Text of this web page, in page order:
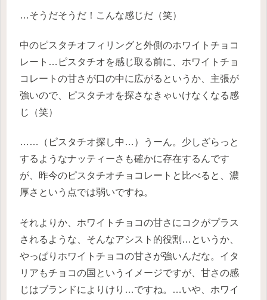
…そうだそうだ！こんな感じだ（笑）
中のピスタチオフィリングと外側のホワイトチョコ
レート…ピスタチオを感じ取る前に、ホワイトチョ
コレートの甘さが口の中に広がるというか、主張が
強いので、ピスタチオを探さなきゃいけなくなる感
じ（笑）
……（ピスタチオ探し中…）うーん。少しざらっと
するようなナッティーさも確かに存在するんです
が、昨今のピスタチオチョコレートと比べると、濃
厚さという点では弱いですね。
それよりか、ホワイトチョコの甘さにコクがプラス
されるような、そんなアシスト的役割…というか、
やっぱりホワイトチョコの甘さが強いんだな。イタ
リアもチョコの国というイメージですが、甘さの感
じはブランドによりけり…ですね。…いや、ホワイ